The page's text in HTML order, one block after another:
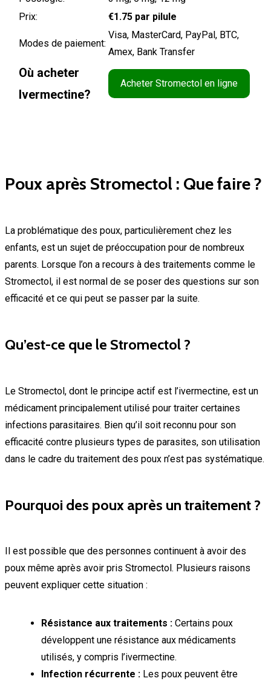
Prix:
€1.75 par pilule
Modes de paiement:
Visa, MasterCard, PayPal, BTC,
Amex, Bank Transfer
Où acheter
Ivermectine?
Acheter Stromectol en ligne
Poux après Stromectol : Que faire ?
La problématique des poux, particulièrement chez les
enfants, est un sujet de préoccupation pour de nombreux
parents. Lorsque l’on a recours à des traitements comme le
Stromectol, il est normal de se poser des questions sur son
efficacité et ce qui peut se passer par la suite.
Qu’est-ce que le Stromectol ?
Le Stromectol, dont le principe actif est l’ivermectine, est un
médicament principalement utilisé pour traiter certaines
infections parasitaires. Bien qu’il soit reconnu pour son
efficacité contre plusieurs types de parasites, son utilisation
dans le cadre du traitement des poux n’est pas systématique.
Pourquoi des poux après un traitement ?
Il est possible que des personnes continuent à avoir des
poux même après avoir pris Stromectol. Plusieurs raisons
peuvent expliquer cette situation :
Résistance aux traitements : Certains poux
développent une résistance aux médicaments
utilisés, y compris l’ivermectine.
Infection récurrente : Les poux peuvent être